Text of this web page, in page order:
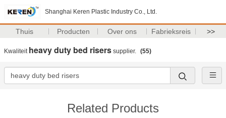
Shanghai Keren Plastic Industry Co., Ltd.
Thuis Producten Over ons Fabrieksreis >>
Kwaliteit heavy duty bed risers supplier. (55)
Related Products